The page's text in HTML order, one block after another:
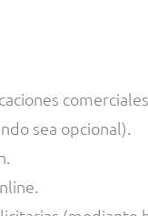
sea opcional).